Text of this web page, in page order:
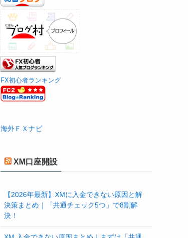
FX初心者ランキング
海外ＦＸナビ
XM口座開設
【2026年最新】XMに入金できない原因と解
決策まとめ｜「共通チェック5つ」で8割解
決！